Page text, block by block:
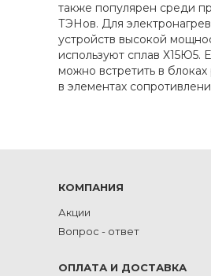
также популярен среди
ТЭНов. Для
устройств высокой
используют сплав Х15Ю5.
можно встретить в блоках
в элементах
КОМПАНИЯ
Акции
Вопрос - ответ
ОПЛАТА И ДОСТАВКА